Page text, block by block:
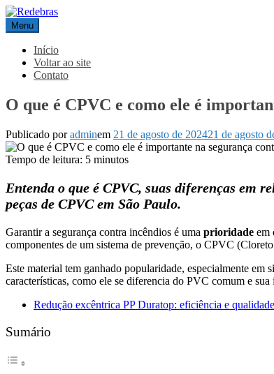
Pular
para
o
conteúdo
Redebras
Menu
Início
Voltar ao site
Contato
O que é CPVC e como ele é
Publicado poradminem 21 de agosto de 202421 de agosto
Tempo de leitura: 5 minutos
Entenda o que é CPVC, suas diferenças em
peças de CPVC em São Paulo.
Garantir a segurança contra incêndios é uma prioridade em
componentes de um sistema de prevenção, o CPVC
Este material tem ganhado popularidade, especialmente em
características, como ele se diferencia do PVC comum e
Redução excêntrica PP Duratop: eficiência e
Sumário